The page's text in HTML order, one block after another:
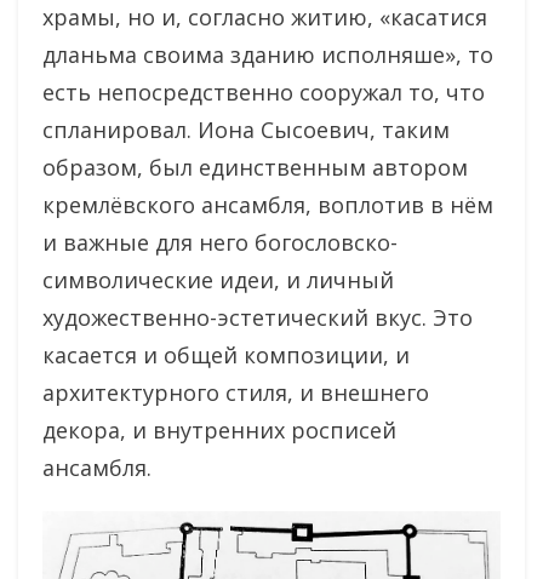
храмы, но и, согласно житию, «касатися
дланьма своима зданию исполняше», то
есть непосредственно сооружал то, что
спланировал. Иона Сысоевич, таким
образом, был единственным автором
кремлёвского ансамбля, воплотив в нём
и важные для него богословско-
символические идеи, и личный
художественно-эстетический вкус. Это
касается и общей композиции, и
архитектурного стиля, и внешнего
декора, и внутренних росписей
ансамбля.